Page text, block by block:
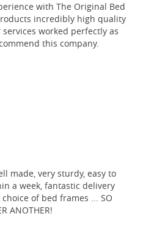
with The Original Bed
incredibly high quality
worked perfectly as
this company.
made, very sturdy, easy to
a week, fantastic delivery
of bed frames ... SO
ANOTHER!